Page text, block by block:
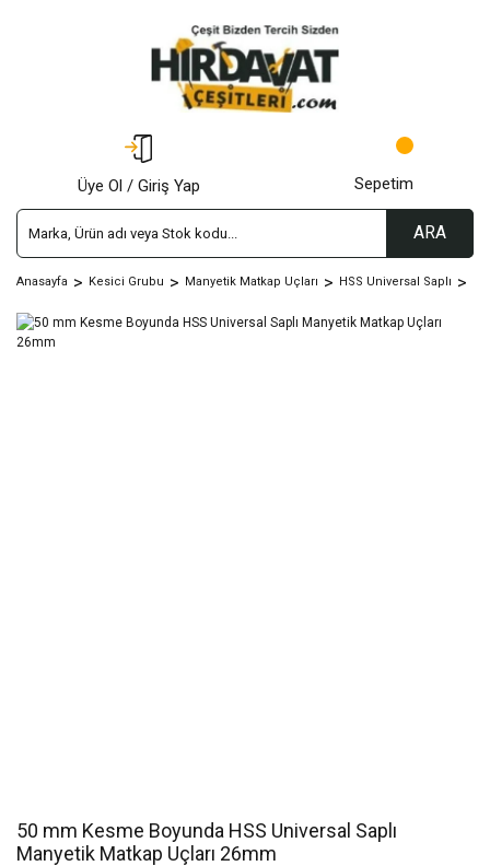
ARA
Üye Ol / Giriş Yap Sepetim
Anasayfa Kesici Grubu Manyetik Matkap Uçları HSS Universal Saplı
50 mm Kesme Boyunda HSS Universal Saplı
Manyetik Matkap Uçları 26mm